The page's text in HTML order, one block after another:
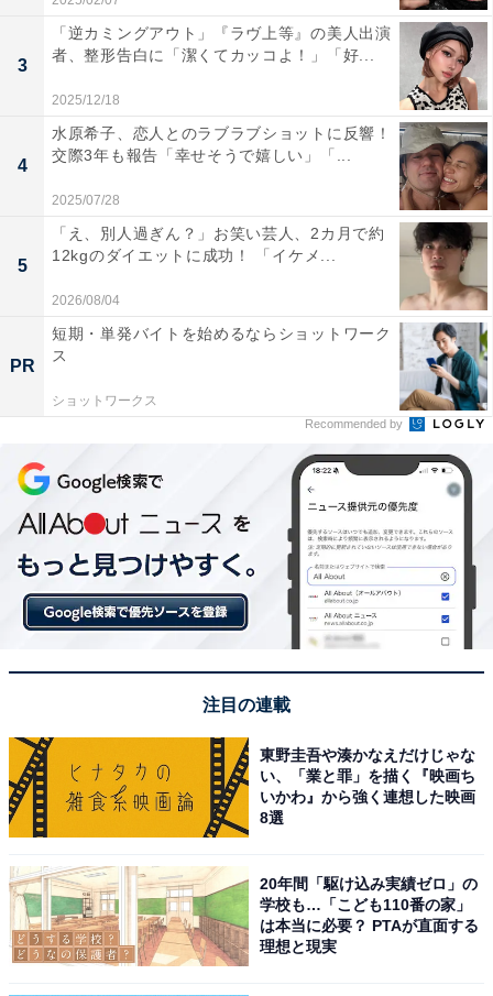
3
「逆カミングアウト」『ラヴ上等』の美人出演
者、整形告白に「潔くてカッコよ！」「好...
2025/12/18
4
水原希子、恋人とのラブラブショットに反響！
交際3年も報告「幸せそうで嬉しい」「...
2025/07/28
5
「え、別人過ぎん？」お笑い芸人、2カ月で約
12kgのダイエットに成功！ 「イケメ...
2026/08/04
PR
短期・単発バイトを始めるならショットワーク
ス
ショットワークス
Recommended by
注目の連載
東野圭吾や湊かなえだけじゃな
い、「業と罪」を描く『映画ち
いかわ』から強く連想した映画
8選
20年間「駆け込み実績ゼロ」の
学校も…「こども110番の家」
は本当に必要？ PTAが直面する
理想と現実